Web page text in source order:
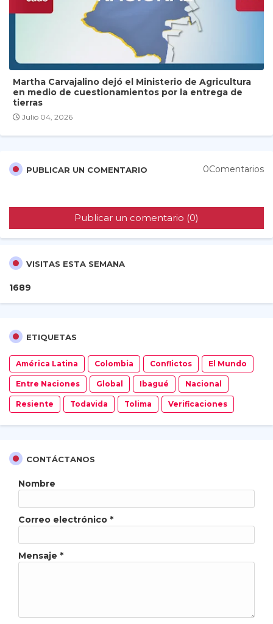
Martha Carvajalino dejó el Ministerio de Agricultura
en medio de cuestionamientos por la entrega de
tierras
Julio 04, 2026
PUBLICAR UN COMENTARIO 0Comentarios
Publicar un comentario (0)
VISITAS ESTA SEMANA
1689
ETIQUETAS
América Latina Colombia Conflictos El Mundo
Entre Naciones Global Ibagué Nacional
Resiente Todavida Tolima Verificaciones
CONTÁCTANOS
Nombre
Correo electrónico *
Mensaje *